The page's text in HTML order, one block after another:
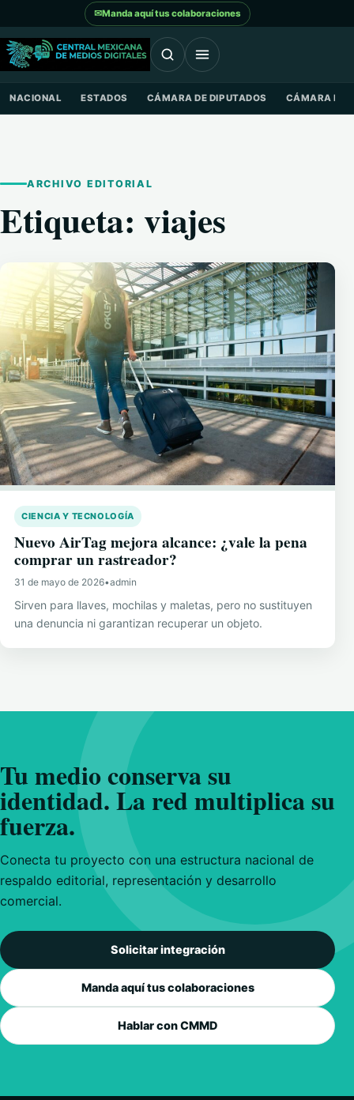
Saltar al contenido
✉Manda aquí tus colaboraciones
NACIONAL ESTADOS CÁMARA DE DIPUTADOS CÁMARA DE
ARCHIVO EDITORIAL
Etiqueta: viajes
CIENCIA Y TECNOLOGÍA
Nuevo AirTag mejora alcance: ¿vale la pena
comprar un rastreador?
31 de mayo de 2026•admin
Sirven para llaves, mochilas y maletas, pero no sustituyen
una denuncia ni garantizan recuperar un objeto.
Tu medio conserva su
identidad. La red multiplica su
fuerza.
Conecta tu proyecto con una estructura nacional de
respaldo editorial, representación y desarrollo
comercial.
Solicitar integración
Manda aquí tus colaboraciones
Hablar con CMMD